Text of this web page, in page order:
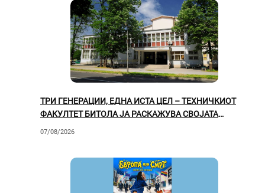
ТРИ ГЕНЕРАЦИИ, ЕДНА ИСТА ЦЕЛ – ТЕХНИЧКИОТ
ФАКУЛТЕТ БИТОЛА ЈА РАСКАЖУВА СВОЈАТА
07/08/2026